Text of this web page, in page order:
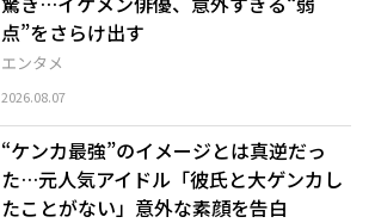
エンタメ
点”をさらけ出す
2026.08.07
“ケンカ最強”のイメージとは真逆だっ
た…元人気アイドル「彼氏と大ゲンカし
たことがない」意外な素顔を告白